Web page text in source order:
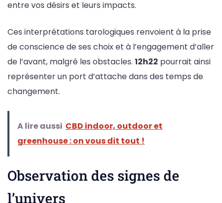
entre vos désirs et leurs impacts.
Ces interprétations tarologiques renvoient à la prise
de conscience de ses choix et à l’engagement d’aller
de l’avant, malgré les obstacles. 12h22 pourrait ainsi
représenter un port d’attache dans des temps de
changement.
A lire aussi CBD indoor, outdoor et
greenhouse : on vous dit tout !
Observation des signes de
l’univers